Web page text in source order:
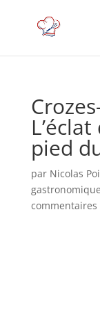
pied
par Nicolas
gastronomique
commentaires